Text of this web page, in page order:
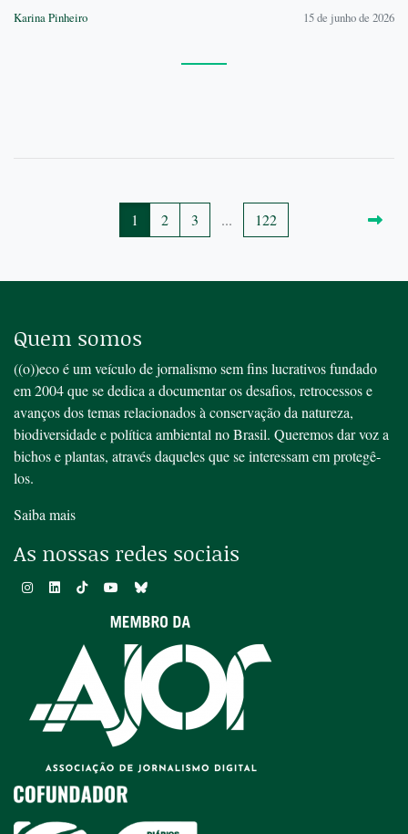
Karina Pinheiro 15 de junho de 2026
1 2 3 ... 122
Quem somos
((o))eco é um veículo de jornalismo sem fins lucrativos fundado
em 2004 que se dedica a documentar os desafios, retrocessos e
avanços dos temas relacionados à conservação da natureza,
biodiversidade e política ambiental no Brasil. Queremos dar voz a
bichos e plantas, através daqueles que se interessam em protegê-
los.
Saiba mais
As nossas redes sociais